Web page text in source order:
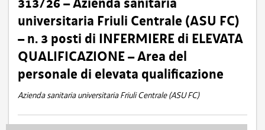
universitaria Friuli Centrale (ASU FC)
– n. 3 posti di INFERMIERE di ELEVATA
QUALIFICAZIONE – Area del
personale di elevata qualificazione
Azienda sanitaria universitaria Friuli Centrale (ASU FC)